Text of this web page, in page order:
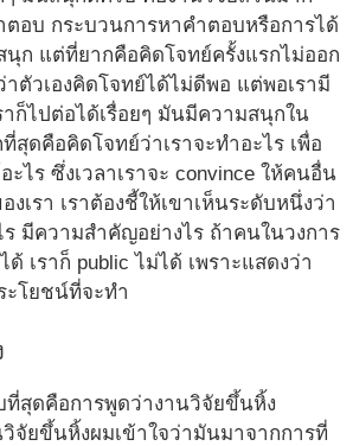
ตอบ กระบวนการหาคำตอบหรือการได้
ก แต่ที่ยากคือคิดโจทย์ครั้งแรกไม่ออก
ตัวเองคิดโจทย์ได้ไม่ดีพอ แต่พอเรามี
ก็ไปต่อได้เรื่อยๆ มันมีความสนุกใน
ดคือคิดโจทย์ว่าเราจะทำอะไร เพื่อ
ะไร ซึ่งเวลาเราจะ convince ให้คนอื่น
เรา เราต้องชี้ให้เขาเห็นระดับหนึ่งว่า
มีความสำคัญอย่างไร ถ้าคนในวงการ
ด้ เราก็ public ไม่ได้ เพราะแสดงว่า
ะโยชน์ที่จะทำ
ที่สุดคือการพูดว่างานวิจัยขึ้นหิ้ง
วิจัยขึ้นหิ้งผมเข้าใจว่ามันมาจากการที่